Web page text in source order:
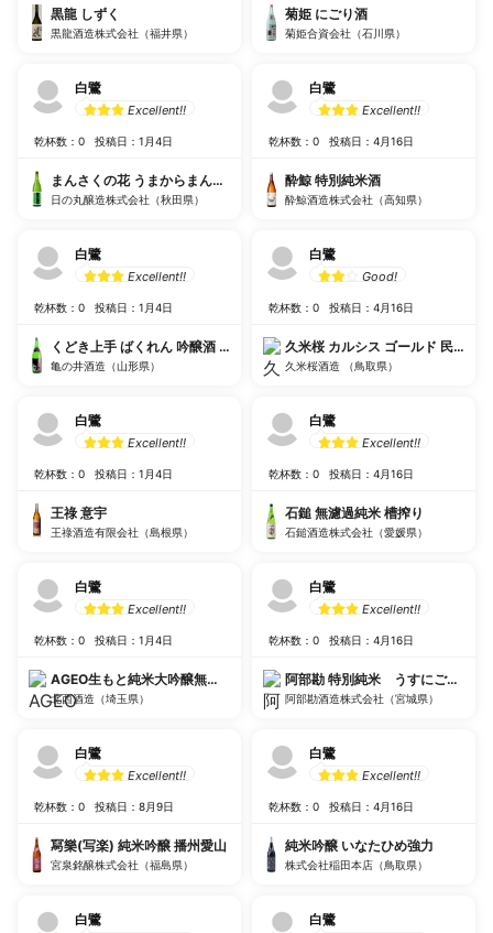
黒龍 しずく
黒龍酒造株式会社（福井県）
白鷺
Excellent!!
乾杯数：0 投稿日：1月4日
まんさくの花 うまからまんさく
日の丸醸造株式会社（秋田県）
白鷺
Excellent!!
乾杯数：0 投稿日：1月4日
くどき上手 ばくれん 吟醸酒 超辛口＋２０
亀の井酒造（山形県）
白鷺
Excellent!!
乾杯数：0 投稿日：1月4日
王祿 意宇
王祿酒造有限会社（島根県）
白鷺
Excellent!!
乾杯数：0 投稿日：1月4日
AGEO生もと純米大吟醸無ろ過生原酒
北西酒造（埼玉県）
白鷺
Excellent!!
乾杯数：0 投稿日：8月9日
冩樂(写楽) 純米吟醸 播州愛山
宮泉銘醸株式会社（福島県）
白鷺
菊姫 にごり酒
菊姫合資会社（石川県）
白鷺
Excellent!!
乾杯数：0 投稿日：4月16日
酔鯨 特別純米酒
酔鯨酒造株式会社（高知県）
白鷺
Good!
乾杯数：0 投稿日：4月16日
久米桜 カルシス ゴールド 民族の酒
久米桜酒造 （鳥取県）
白鷺
Excellent!!
乾杯数：0 投稿日：4月16日
石鎚 無濾過純米 槽搾り
石鎚酒造株式会社（愛媛県）
白鷺
Excellent!!
乾杯数：0 投稿日：4月16日
阿部勘 特別純米 うすにごり生酒
阿部勘酒造株式会社（宮城県）
白鷺
Excellent!!
乾杯数：0 投稿日：4月16日
純米吟醸 いなたひめ強力
株式会社稲田本店（鳥取県）
白鷺